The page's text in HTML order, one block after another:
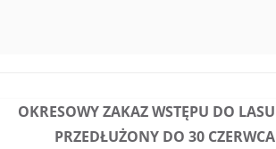
OKRESOWY ZAKAZ WSTĘPU DO LASU
PRZEDŁUŻONY DO 30 CZERWCA